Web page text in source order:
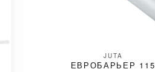
JUTA
ЕВРОБАРЬЕР 115